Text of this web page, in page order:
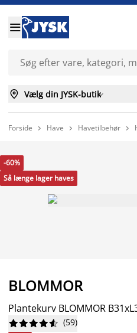

 Vælg din JYSK-butik
Forside  Have  Havetilbehør 
-60%
Så længe lager haves
BLOMMOR
Plantekurv BLOMMOR





 (59)